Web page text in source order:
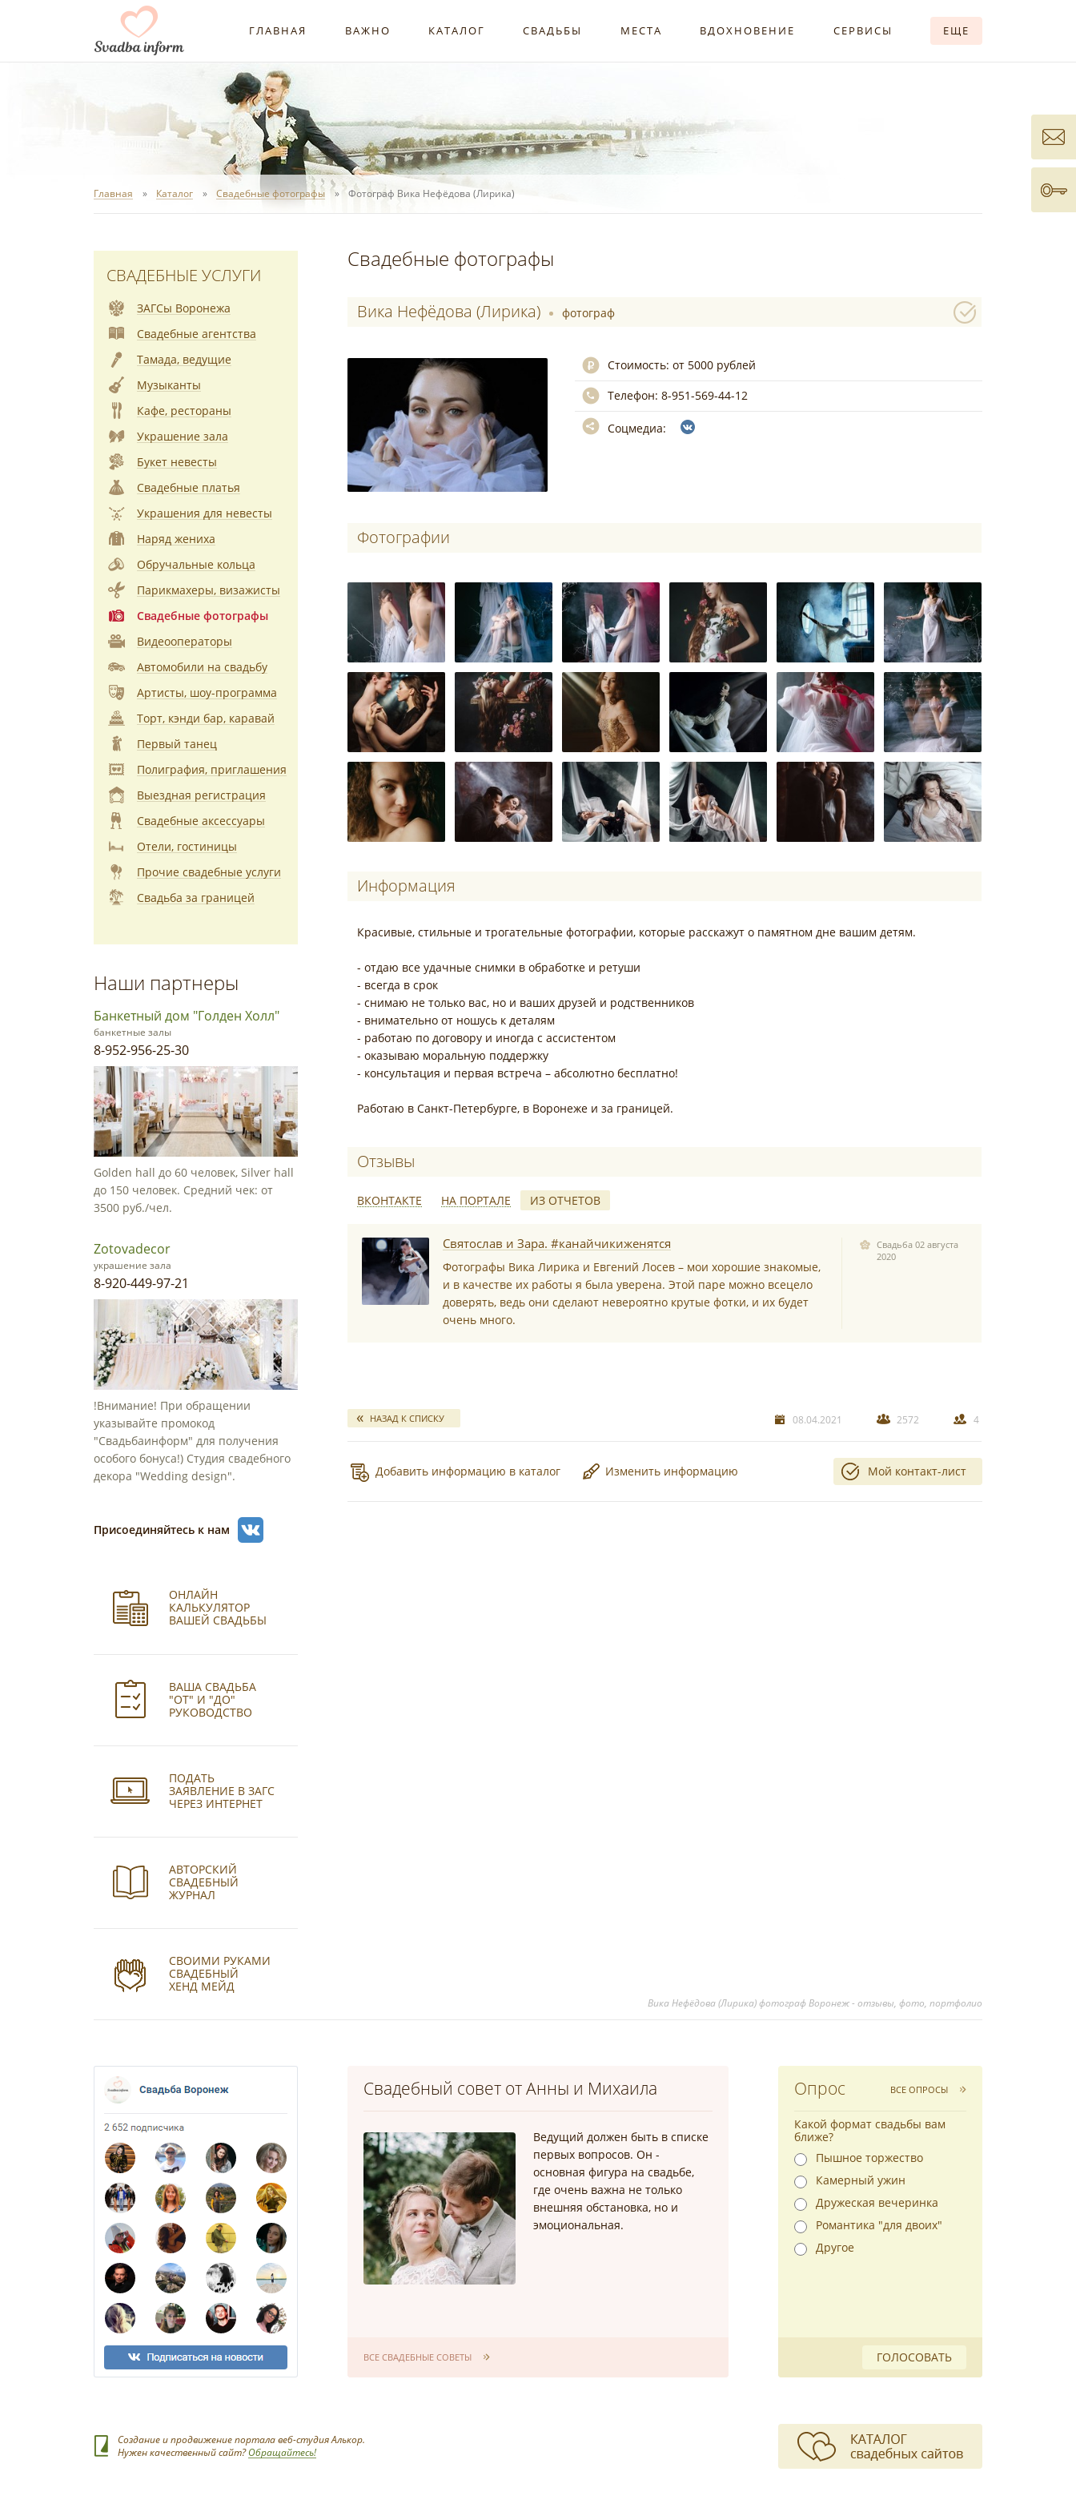
ГЛАВНАЯ ВАЖНО КАТАЛОГ СВАДЬБЫ МЕСТА ВДОХНОВЕНИЕ СЕРВИСЫ ЕЩЕ
Главная Каталог Свадебные фотографы Фотограф Вика Нефёдова (Лирика)
Свадебные фотографы
Вика Нефёдова (Лирика) фотограф
Стоимость: от 5000 рублей
Телефон: 8-951-569-44-12
Соцмедиа:
Информация
Красивые, стильные и трогательные фотографии, которые расскажут о памятном дне вашим детям.
- отдаю все удачные снимки в обработке и ретуши
- всегда в срок
- снимаю не только вас, но и ваших друзей и родственников
- внимательно от ношусь к деталям
- работаю по договору и иногда с ассистентом
- оказываю моральную поддержку
- консультация и первая встреча – абсолютно бесплатно!
Работаю в Санкт-Петербурге, в Воронеже и за границей.
Фотографии
Отзывы о Вика Нефёдова (Лирика)
ВКОНТАКТЕ НА ПОРТАЛЕ ИЗ ОТЧЕТОВ
*
Святослав и Зара. #канайчикиженятся
Фотографы Вика Лирика и Евгений Лосев – мои хорошие знакомые,
и в качестве их работы я была уверена. Этой паре можно всецело
доверять, ведь они сделают невероятно крутые фотки, и их будет
очень много.
Свадьба 02 августа
2020
НАЗАД К СПИСКУ 08.04.2021 2572 4
Добавить информацию в каталог Изменить информацию Мой контакт-лист
Вика Нефёдова (Лирика) фотограф Воронеж - отзывы, фото, портфолио
СВАДЕБНЫЕ УСЛУГИ
ЗАГСы Воронежа
Свадебные агентства
Тамада, ведущие
Музыканты
Кафе, рестораны
Украшение зала
Букет невесты
Свадебные платья
Украшения для невесты
Наряд жениха
Обручальные кольца
Парикмахеры, визажисты
Свадебные фотографы
Видеооператоры
Автомобили на свадьбу
Артисты, шоу-программа
Торт, кэнди бар, каравай
Первый танец
Полиграфия, приглашения
Выездная регистрация
Свадебные аксессуары
Отели, гостиницы
Прочие свадебные услуги
Свадьба за границей
Наши партнеры
Банкетный дом "Голден Холл"
банкетные залы
8-952-956-25-30
Golden hall до 60 человек, Silver hall
до 150 человек. Средний чек: от
3500 руб./чел.
Zotovadecor
украшение зала
8-920-449-97-21
!Внимание! При обращении
указывайте промокод
"Свадьбаинформ" для получения
особого бонуса!) Студия свадебного
декора "Wedding design".
Присоединяйтесь к нам
ОНЛАЙН
КАЛЬКУЛЯТОР
ВАШЕЙ СВАДЬБЫ
ВАША СВАДЬБА
"ОТ" И "ДО"
РУКОВОДСТВО
ПОДАТЬ
ЗАЯВЛЕНИЕ В ЗАГС
ЧЕРЕЗ ИНТЕРНЕТ
АВТОРСКИЙ
СВАДЕБНЫЙ
ЖУРНАЛ
СВОИМИ РУКАМИ
СВАДЕБНЫЙ
ХЕНД МЕЙД
Свадебный совет от Анны и Михаила
Ведущий должен быть в списке
первых вопросов. Он -
основная фигура на свадьбе,
где очень важна не только
внешняя обстановка, но и
эмоциональная.
ВСЕ СВАДЕБНЫЕ СОВЕТЫ
Опрос ВСЕ ОПРОСЫ
Какой формат свадьбы вам
ближе?
Пышное торжество
Камерный ужин
Дружеская вечеринка
Романтика "для двоих"
Другое
ГОЛОСОВАТЬ
Создание и продвижение портала веб-студия Алькор.
Нужен качественный сайт?Обращайтесь!